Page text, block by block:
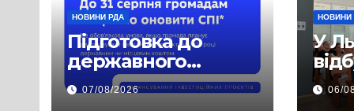
НОВИНИ РДА
Підготовка до
державного
фінансування на
2027 рік уже
07/08/2026
НОВИНИ
У
06/